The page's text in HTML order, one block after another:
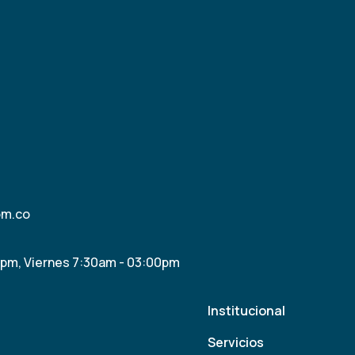
Viernes 7:30am - 03:00pm
Institucional
Servicios